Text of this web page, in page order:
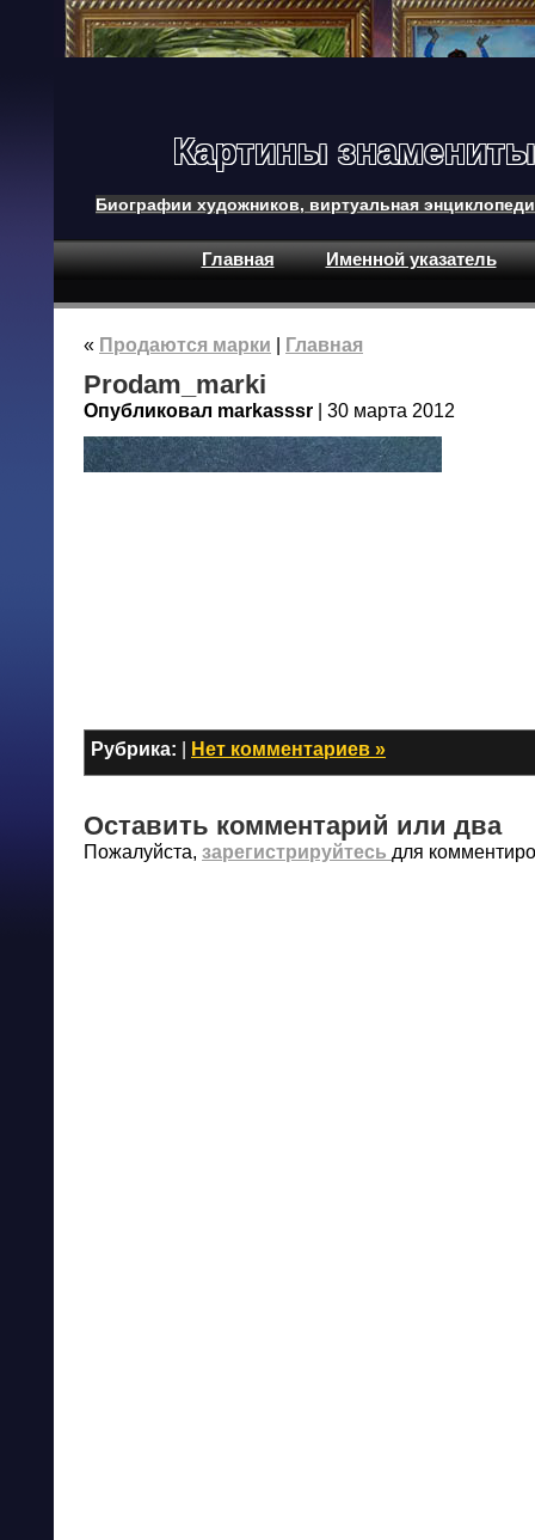
Картины
Биографии художников, виртуальная
Главная Именной указатель
« Продаются марки Главная
Prodam_marki
Опубликовал markasssr | 30 марта 2012
Рубрика: Нет комментариев »
Оставить комментарий или два
Пожалуйста, зарегистрируйтесь для